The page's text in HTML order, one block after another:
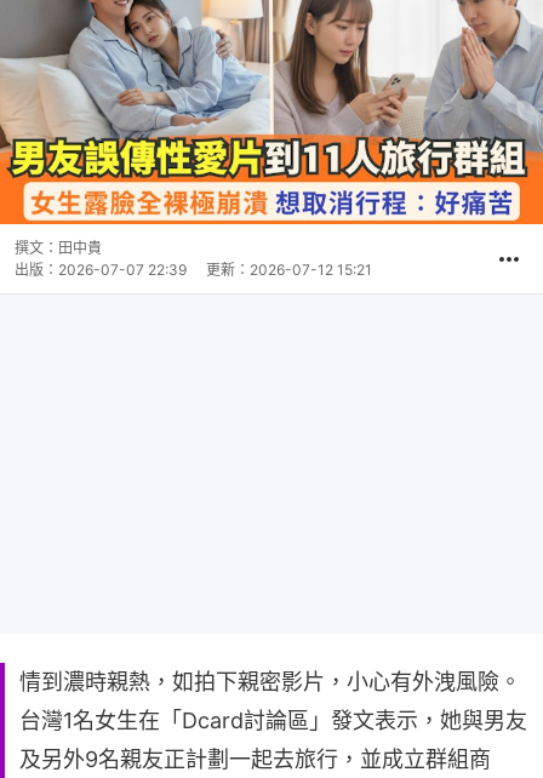
撰文： 田中貴
出版： 2026-07-07 22:39 更新： 2026-07-12 15:21
情到濃時親熱，如拍下親密影片，小心有外洩風險。
台灣1名女生在「Dcard討論區」發文表示，她與男友
及另外9名親友正計劃一起去旅行，並成立群組商